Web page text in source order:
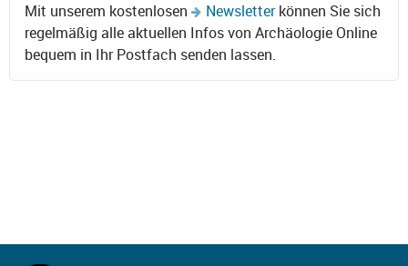
Mit unserem kostenlosen Newsletterkönnen Sie sich
regelmäßig alle aktuellen Infos von Archäologie Online
bequem in Ihr Postfach senden lassen.